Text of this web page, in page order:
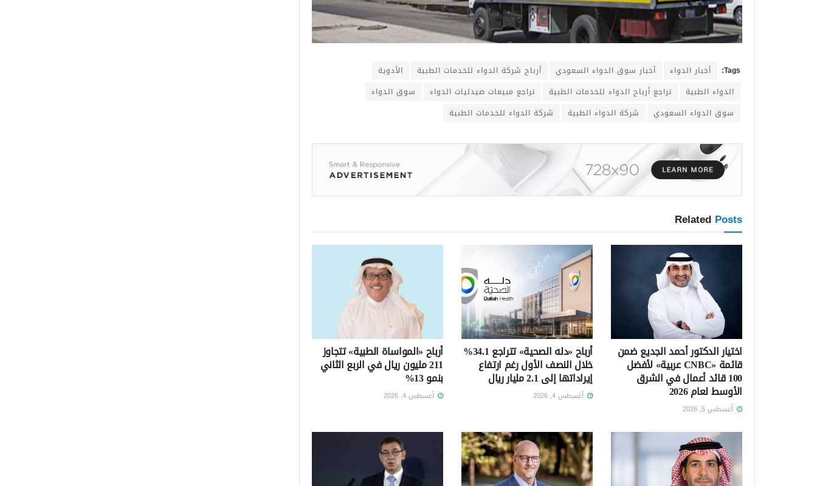
Tags: أخبار الدواء أخبار سوق الدواء السعودي أرباح شركة الدواء للخدمات الطبية
الأدوية
الدواء الطبية
تراجع أرباح الدواء للخدمات الطبية تراجع مبيعات صيدليات الدواء
سوق الدواء
سوق الدواء السعودي
شركة الدواء الطبية شركة الدواء للخدمات الطبية
Related Posts
اختيار الدكتور أحمد الجديع ضمن
قائمة «CNBC عربية» لأفضل
100 قائد أعمال في الشرق
الأوسط لعام 2026
أغسطس 5, 2026
أرباح «دله الصحية» تتراجع 34.1%
خلال النصف الأول رغم ارتفاع
إيراداتها إلى 2.1 مليار ريال
أغسطس 4, 2026
أرباح «المواساة الطبية» تتجاوز
211 مليون ريال في الربع الثاني
بنمو 13%
أغسطس 4, 2026